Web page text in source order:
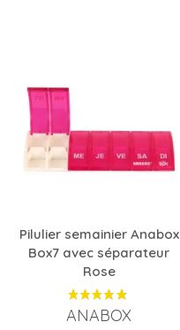
Pilulier semainier Anabox
Box7 avec séparateur
Rose
ANABOX